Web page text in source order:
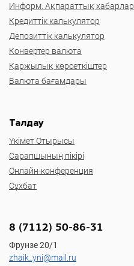
Информ. Ақпараттық хабарлар
Кредиттік калькулятор
Депозиттік калькулятор
Конвертер валюта
Қаржылық көрсеткіштер
Валюта бағамдары
Талдау
Үкімет Отырысы
Сарапшының пікірі
Онлайн-конференция
Сұхбат
8 (7112) 50-86-31
Фрунзе 20/1
zhaik_yni@mail.ru